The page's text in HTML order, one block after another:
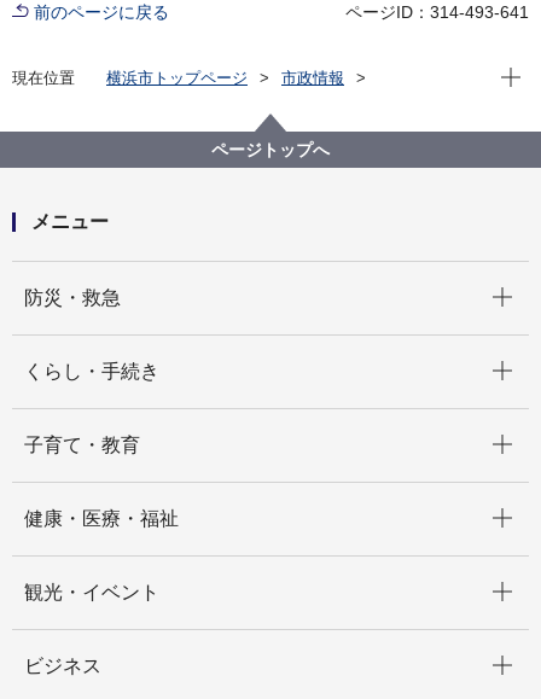
前のページに戻る ページID：314-493-641
現在位置 横浜市トップページ
市政情報
補助金情報・個別相談・製品見学を１度に！事業者・
居住者向け『マンション窓改修』セミナーを５月30日
現在
ページトップへ
メニュー
防災・救急
くらし・手続き
子育て・教育
健康・医療・福祉
観光・イベント
ビジネス